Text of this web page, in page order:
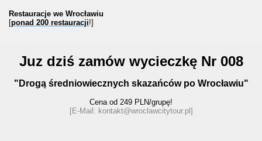
Restauracje we Wrocławiu
[ponad 200 restauracji!]
Juz dziś zamów wycieczkę Nr 008
"Drogą średniowiecznych skazańców po Wrocławiu"
Cena od 249 PLN/grupę!
[E-Mail: kontakt@wroclawcitytour.pl ]